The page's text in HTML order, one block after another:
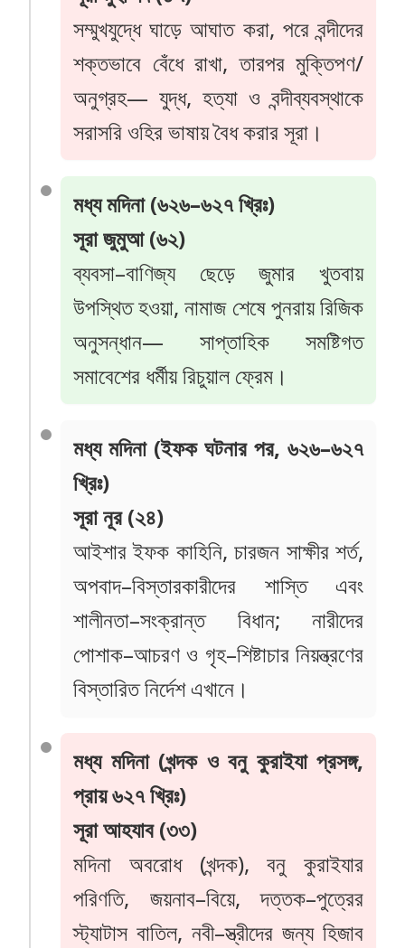
সম্মুখযুদ্ধে ঘাড়ে আঘাত করা, পরে বন্দীদের
শক্তভাবে বেঁধে রাখা, তারপর মুক্তিপণ/
অনুগ্রহ— যুদ্ধ, হত্যা ও বন্দীব্যবস্থাকে
সরাসরি ওহির ভাষায় বৈধ করার সূরা।
মধ্য মদিনা (৬২৬–৬২৭ খ্রিঃ)
সূরা জুমুআ (৬২)
ব্যবসা–বাণিজ্য ছেড়ে জুমার খুতবায়
উপস্থিত হওয়া, নামাজ শেষে পুনরায় রিজিক
অনুসন্ধান— সাপ্তাহিক সমষ্টিগত
সমাবেশের ধর্মীয় রিচুয়াল ফ্রেম।
মধ্য মদিনা (ইফক ঘটনার পর, ৬২৬–৬২৭
খ্রিঃ)
সূরা নূর (২৪)
আইশার ইফক কাহিনি, চারজন সাক্ষীর শর্ত,
অপবাদ–বিস্তারকারীদের শাস্তি এবং
শালীনতা–সংক্রান্ত বিধান; নারীদের
পোশাক–আচরণ ও গৃহ–শিষ্টাচার নিয়ন্ত্রণের
বিস্তারিত নির্দেশ এখানে।
মধ্য মদিনা (খন্দক ও বনু কুরাইযা প্রসঙ্গ,
প্রায় ৬২৭ খ্রিঃ)
সূরা আহযাব (৩৩)
মদিনা অবরোধ (খন্দক), বনু কুরাইযার
পরিণতি, জয়নাব–বিয়ে, দত্তক–পুত্রের
স্ট্যাটাস বাতিল, নবী–স্ত্রীদের জন্য হিজাব